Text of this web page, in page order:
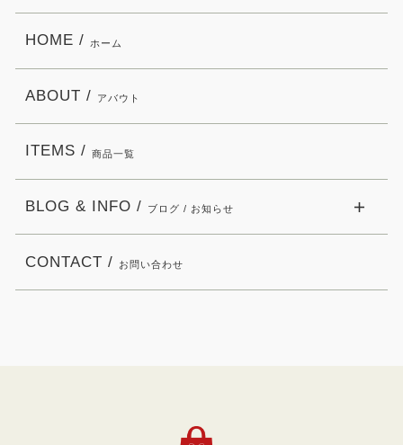
HOME / ホーム
ABOUT / アバウト
ITEMS / 商品一覧
BLOG & INFO / ブログ / お知らせ
CONTACT / お問い合わせ